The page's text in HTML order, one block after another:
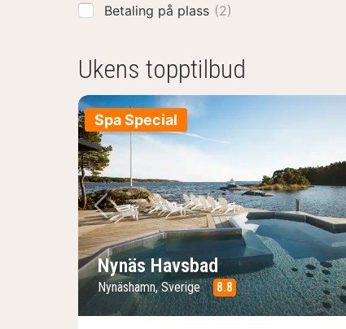
Betaling på plass (2)
Ukens topptilbud
Spa Special
Forrige bilde
Nynäs Havsbad
Nynäshamn, Sverige 8.8